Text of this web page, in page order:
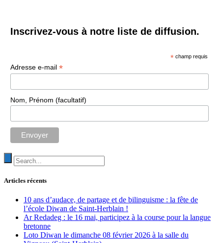
Inscrivez-vous à notre liste de diffusion.
* champ requis
Adresse e-mail *
Nom, Prénom (facultatif)
Articles récents
10 ans d’audace, de partage et de bilinguisme : la fête de
l’école Diwan de Saint-Herblain !
Ar Redadeg : le 16 mai, participez à la course pour la langue
bretonne
Loto Diwan le dimanche 08 février 2026 à la salle du